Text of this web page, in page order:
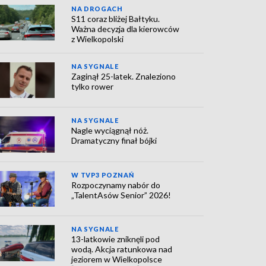
NA DROGACH
S11 coraz bliżej Bałtyku.
Ważna decyzja dla kierowców
z Wielkopolski
NA SYGNALE
Zaginął 25-latek. Znaleziono
tylko rower
NA SYGNALE
Nagle wyciągnął nóż.
Dramatyczny finał bójki
W TVP3 POZNAŃ
Rozpoczynamy nabór do
„TalentAsów Senior” 2026!
NA SYGNALE
13-latkowie zniknęli pod
wodą. Akcja ratunkowa nad
jeziorem w Wielkopolsce